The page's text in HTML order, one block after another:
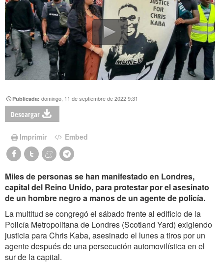
Publicada:domingo, 11 de septiembre de 2022 9:31
Descargar
Imprimir Embed
Miles de personas se han manifestado en Londres,
capital del Reino Unido, para protestar por el asesinato
de un hombre negro a manos de un agente de policía.
La multitud se congregó el sábado frente al edificio de la
Policía Metropolitana de Londres (Scotland Yard) exigiendo
justicia para Chris Kaba, asesinado el lunes a tiros por un
agente después de una persecución automovilística en el
sur de la capital.